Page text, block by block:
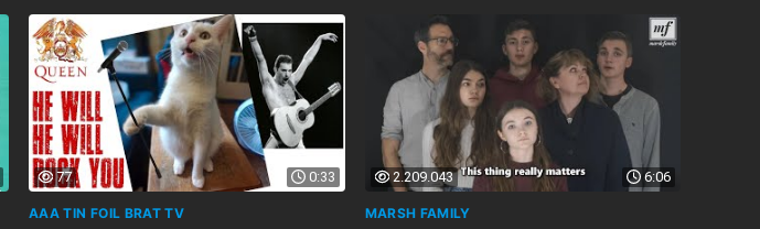
0:33
77
AAA TIN FOIL BRAT TV
6:06
2.209.043
MARSH FAMILY